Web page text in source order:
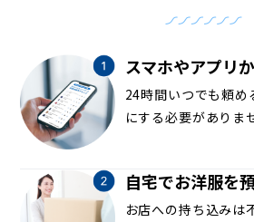
スマホやアプリ
24時間いつでも頼
にする必要がありま
自宅でお洋服を
お店への持ち込みは